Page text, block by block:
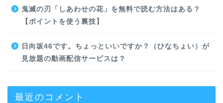
鬼滅の刃「しあわせの花」を無料で読む方法はある？
【ポイントを使う裏技】
日向坂46です。ちょっといいですか？（ひなちょい）が
見放題の動画配信サービスは？
最近のコメント